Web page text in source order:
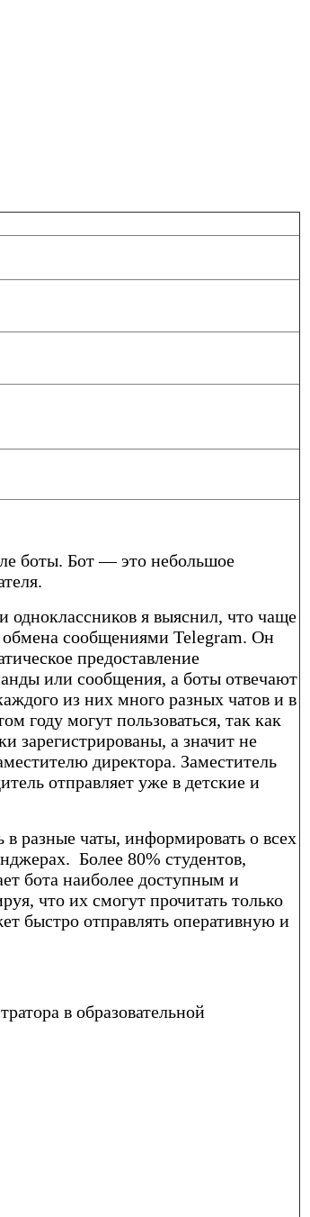
боты. Бот — это небольшое
я выяснил, что чаще
сообщениями Telegram. Он
предоставление
или сообщения, а боты отвечают
из них много разных чатов и в
году могут пользоваться, так как
зарегистрированы, а значит не
директора. Заместитель
отправляет уже в детские и
разные чаты, информировать о всех
Более 80% студентов,
бота наиболее доступным и
что их смогут прочитать только
быстро отправлять оперативную и
в образовательной